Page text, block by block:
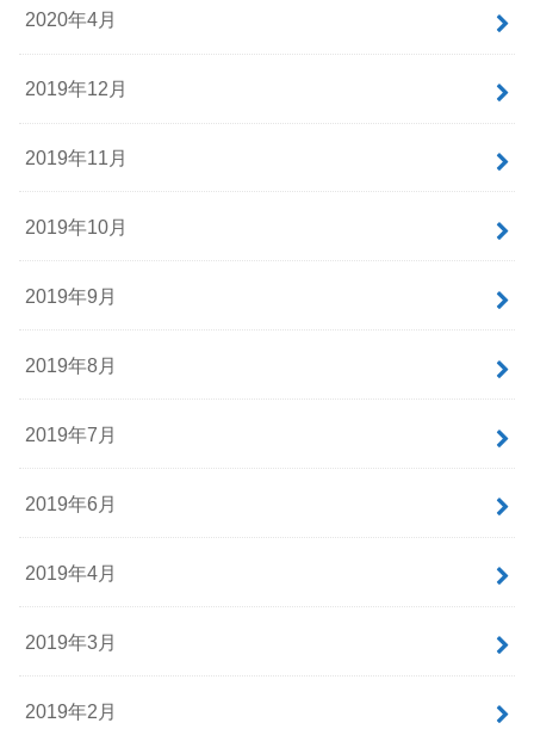
2020年4月
2019年12月
2019年11月
2019年10月
2019年9月
2019年8月
2019年7月
2019年6月
2019年4月
2019年3月
2019年2月